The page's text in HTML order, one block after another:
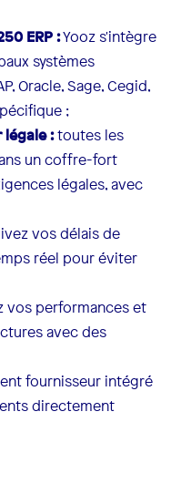
ERP :Yooz s'intègre
systèmes
Oracle, Sage, Cegid,
;
légale :toutes les
un coffre-fort
légales, avec
vos délais de
réel pour éviter
vos performances et
avec des
fournisseur intégré
directement